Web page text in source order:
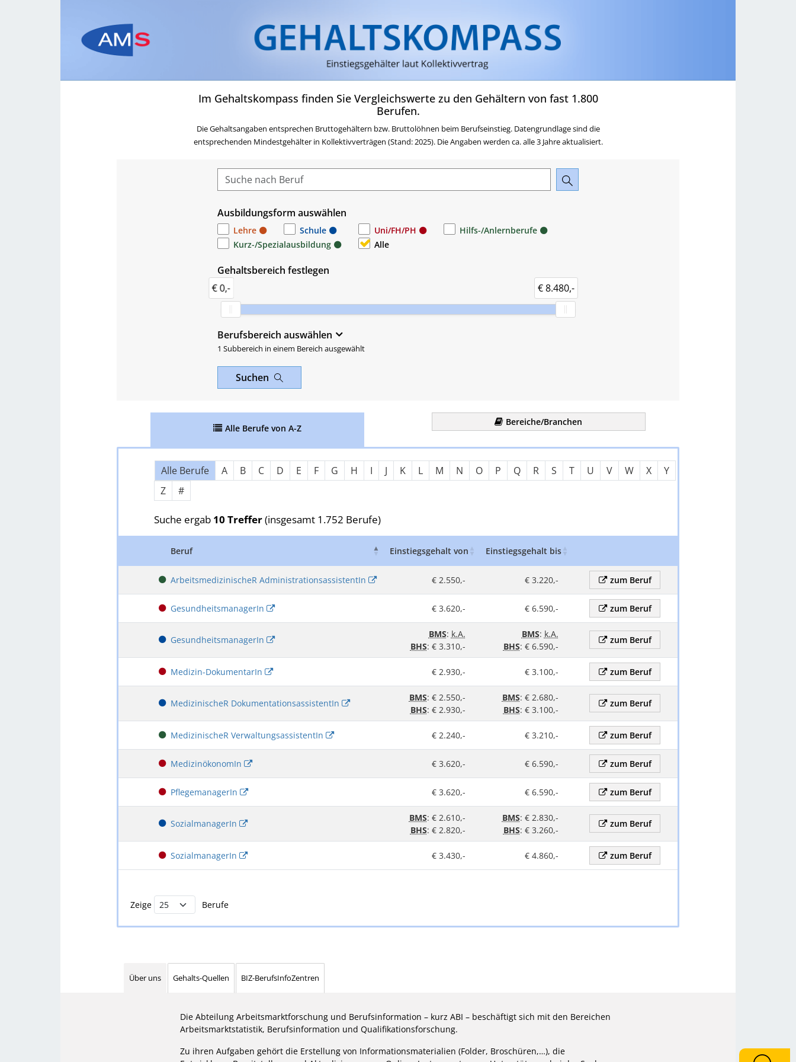
Zum Inhalt springen
Zum Navigationsmenü springen
Zur Suche springen
Zur Footer springen
Zum Das Portal des AMS zu Ausbildung,
Im Gehaltskompass finden Sie Vergleichswerte zu den Gehältern von fast 1.800
Berufen.
Die Gehaltsangaben entsprechen Bruttogehältern bzw. Bruttolöhnen beim Berufseinstieg. Datengrundlage sind die
entsprechenden Mindestgehälter in Kollektivverträgen (Stand: 2025). Die Angaben werden ca. alle 3 Jahre aktualisiert.
Ausbildungsform auswählen
Lehre Schule Uni/FH/PH
Hilfs-/Anlernberufe
Kurz-/Spezialausbildung
Alle
Gehaltsbereich festlegen
€ 0,-
€ 8.480,-
Berufsbereich auswählen
1 Subbereich in einem Bereich ausgewählt
Suchen
Alle Berufe von A-Z
Bereiche/Branchen
Über Buchstaben springen Nach Anfangsbuchstaben filtern
Alle Berufe A B C D E F G H I J K L M N O P Q R S T U V W X
Y
Z
#
Suche ergab 10 Treffer(insgesamt 1.752 Berufe)
Beruf Einstiegsgehalt von Einstiegsgehalt bis
ArbeitsmedizinischeR AdministrationsassistentIn € 2.550,- € 3.220,- zum Beruf
GesundheitsmanagerIn € 3.620,- € 6.590,- zum Beruf
GesundheitsmanagerIn
BMS: k.A.
BHS: € 3.310,-
BMS: k.A.
BHS: € 6.590,-
zum Beruf
Medizin-DokumentarIn € 2.930,- € 3.100,- zum Beruf
MedizinischeR DokumentationsassistentIn
BMS: € 2.550,-
BHS: € 2.930,-
BMS: € 2.680,-
BHS: € 3.100,-
zum Beruf
MedizinischeR VerwaltungsassistentIn € 2.240,- € 3.210,- zum Beruf
MedizinökonomIn € 3.620,- € 6.590,- zum Beruf
PflegemanagerIn € 3.620,- € 6.590,- zum Beruf
SozialmanagerIn
BMS: € 2.610,-
BHS: € 2.820,-
BMS: € 2.830,-
BHS: € 3.260,-
zum Beruf
SozialmanagerIn € 3.430,- € 4.860,- zum Beruf
Zeige Berufe
Über uns Gehalts-Quellen BIZ-BerufsInfoZentren
Die Abteilung Arbeitsmarktforschung und Berufsinformation – kurz ABI – beschäftigt sich mit den Bereichen
Arbeitsmarktstatistik, Berufsinformation und Qualifikationsforschung.
Zu ihren Aufgaben gehört die Erstellung von Informationsmaterialien (Folder, Broschüren,…), die